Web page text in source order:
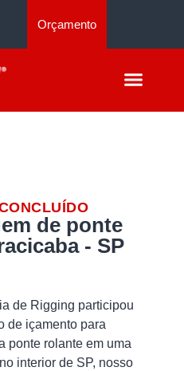
Orçamento
de ponte
- SP
de Rigging participou
de içamento para
ponte rolante em uma
interior de SP, nosso